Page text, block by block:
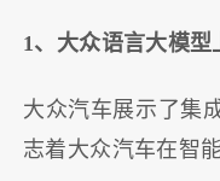
1、大众语言大模型
大众汽车展示了集
志着大众汽车在智